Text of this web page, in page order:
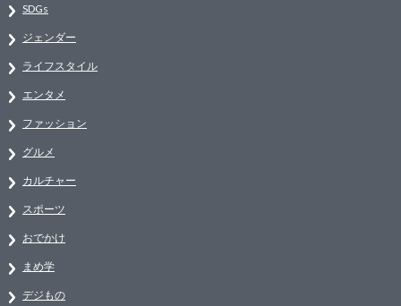
SDGs
ジェンダー
ライフスタイル
エンタメ
ファッション
グルメ
カルチャー
スポーツ
おでかけ
まめ学
デジもの